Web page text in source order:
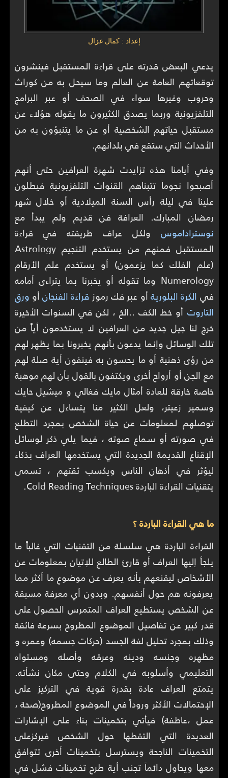
إعداد : كمال غزال
يدعي البعض قدرته على قراءة المستقبل فينشرون
توقعاتهم العامة عن العالم وما سيحل به من كوراث
وحروب وغيرها سواء في الصحف أو عبر البرامج
التلفزيونية وربما يصدق الكثيرون ما يقوله هؤلاء عن
مستقبل حياتهم الشخصية أو عن ما يتنبؤون به من
الأحداث التي ستقع في بلدانهم.
وفي أيامنا هذه تزايدت شهرة العرافين حتى أنهم
أصبحوا نجوماً تتبناهم القنوات التلفزيونية فيطلون
علينا في ليلة رأس السنة الميلادية أو خلال شهر
رمضان المبارك. العرافة فن قديم ولم يبدأ مع
نوستراداموس ولكل عراف طريقته في قراءة
المستقبل فمنهم من يستخدم التنجيم Astrology
(علم الفلك كما يزعمون) أو يستخدم علم الأرقام
Numerology وما تقوله أو يخبرنا بما يتراءى أمامه
في الكرة البلوريةأو عبر فك رموز قراءة الفنجانأو ورق
التاروت أو خط الكف ..الخ ، لكن في السنوات الأخيرة
خرج لنا جيل جديد من العرافين لا يستخدمون أياً من
تلك الوسائل وإنما يدعون بأنهم يخبرونا بما يظهر لهم
من رؤى ذهنية أو ما يحسون به فينفون أية صلة لهم
مع الجن أو أرواح أخرى ويكتفون بالقول بأن لهم موهبة
خاصة خارقة للعادة أمثال مايك فغالي و ميشيل حايك
وسمير زعيتر، ولعل الكثير منا يتساءل عن كيفية
توصلهم لمعلومات عن حياة الشخص بمجرد التطلع
في صورته أو سماع صوته ، فيما يلي ذكر لوسائل
الإقناع القديمة الجديدة التي يستخدمها العراف بذكاء
ليؤثر في أذهان الناس ويكسب ثقتهم ، تسمى
يتقنيات القراءة الباردة Cold Reading Techniques.
ما هي القراءة الباردة ؟
القراءة الباردة هي سلسلة من التقنيات التي غالباً ما
يلجأ إليها العراف أو قارئ الطالع للإتيان بمعلومات عن
الأشخاص ليقنعهم بأنه يعرف عن موضوع ما أكثر مما
يعرفونه هم حول أنفسهم. وبدون أي معرفة مسبقة
عن الشخص يستطيع العراف المتمرس الحصول على
قدر كبير عن تفاصيل الموضوع المطروح بسرعة فائقة
وذلك بمجرد تحليل لغة الجسد (حركات جسمه) وعمره و
مظهره وجنسه ودينه وعرقه وأصله ومستواه
التعليمي وأسلوبه في الكلام وحتى مكان نشأته.
يتمتع العراف عادة بقدرة قوية في التركيز على
الإحتمالات الأكثر وروداً في الموضوع المطروح(صحة ،
عمل ،عاطفة) فيأتي بتخمينات بناء على الإشارات
العديدة التي التقطها حول الشخص فيركزعلى
التخمينات الناجحة ويسترسل بتخمينات أخرى تتوافق
معها ويحاول دائماً تجنب أية طرح تخمينات فشل في